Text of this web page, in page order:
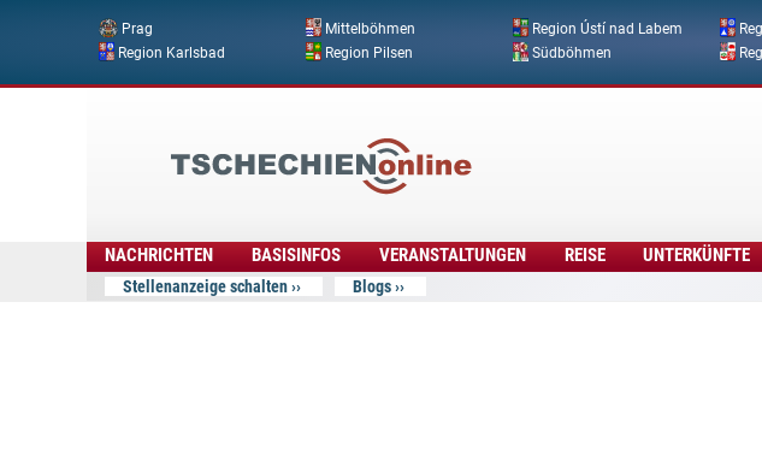
Direkt
Prag Mittelböhmen Region Ústí nad Labem
Region Karlsbad
Region Pilsen Südböhmen
Online
NACHRICHTEN BASISINFOS VERANSTALTUNGEN REISE UNTERKÜNFTE
Stellenanzeige schalten Blogs